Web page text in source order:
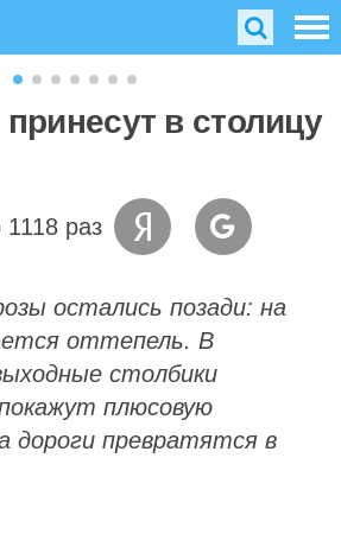
в столицу
1118 раз
остались позади: на
оттепель. В
столбики
плюсовую
дороги превратятся в